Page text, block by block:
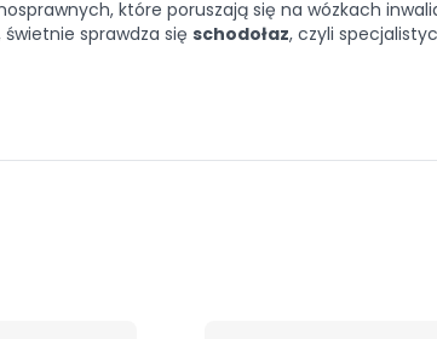
które poruszają się na wózkach
sprawdza się schodołaz, czyli